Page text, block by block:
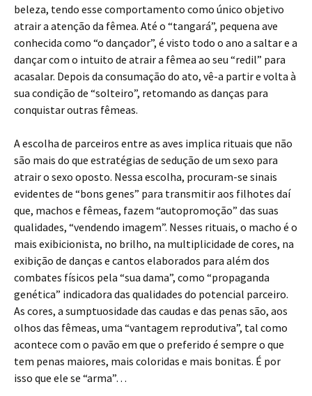
beleza, tendo esse comportamento como único objetivo
atrair a atenção da fêmea. Até o “tangará”, pequena ave
conhecida como “o dançador”, é visto todo o ano a saltar e a
dançar com o intuito de atrair a fêmea ao seu “redil” para
acasalar. Depois da consumação do ato, vê-a partir e volta à
sua condição de “solteiro”, retomando as danças para
conquistar outras fêmeas.
A escolha de parceiros entre as aves implica rituais que não
são mais do que estratégias de sedução de um sexo para
atrair o sexo oposto. Nessa escolha, procuram-se sinais
evidentes de “bons genes” para transmitir aos filhotes daí
que, machos e fêmeas, fazem “autopromoção” das suas
qualidades, “vendendo imagem”. Nesses rituais, o macho é o
mais exibicionista, no brilho, na multiplicidade de cores, na
exibição de danças e cantos elaborados para além dos
combates físicos pela “sua dama”, como “propaganda
genética” indicadora das qualidades do potencial parceiro.
As cores, a sumptuosidade das caudas e das penas são, aos
olhos das fêmeas, uma “vantagem reprodutiva”, tal como
acontece com o pavão em que o preferido é sempre o que
tem penas maiores, mais coloridas e mais bonitas. É por
isso que ele se “arma”…